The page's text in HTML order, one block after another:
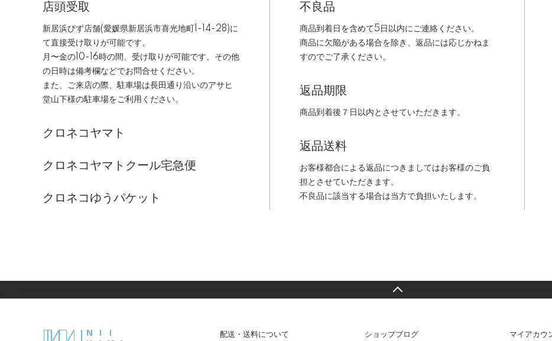
店頭受取
新居浜びず店舗(愛媛県新居浜市喜光地町1-14-28)に
て直接受け取りが可能です。
月〜金の10-16時の間、受け取りが可能です。その他
の日時は備考欄などでお問合せください。
また、ご来店の際、駐車場は長田通り沿いのアサヒ
堂山下様の駐車場をご利用ください。
クロネコヤマト
クロネコヤマトクール宅急便
クロネコゆうパケット
不良品
商品到着日を含めて5日以内にご連絡ください。
商品に欠陥がある場合を除き、返品には応じかねま
すのでご了承ください。
返品期限
商品到着後７日以内とさせていただきます。
返品送料
お客様都合による返品につきましてはお客様のご負
担とさせていただきます。
不良品に該当する場合は当方で負担いたします。
配送・送料について ショップブログ マイアカウ